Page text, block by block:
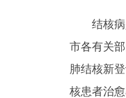
走进北京结核病是
市各有关
肺结核新
核患者治